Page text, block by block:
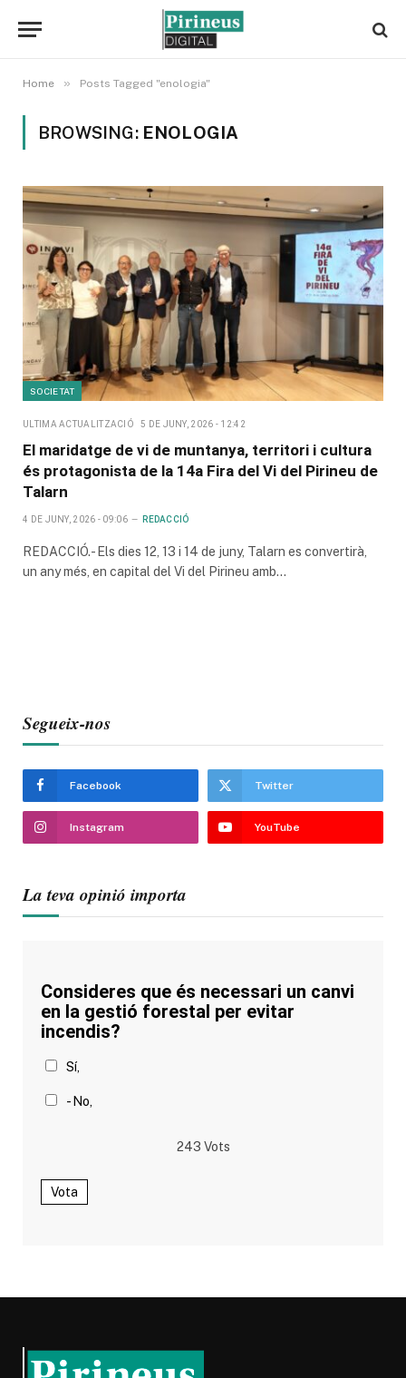
Home » Posts Tagged "enologia"
BROWSING: ENOLOGIA
SOCIETAT
ULTIMA ACTUALITZACIÓ 5 DE JUNY, 2026 - 12:42
El maridatge de vi de muntanya, territori i cultura
és protagonista de la 14a Fira del Vi del Pirineu de
Talarn
4 DE JUNY, 2026 - 09:06 REDACCIÓ
REDACCIÓ.- Els dies 12, 13 i 14 de juny, Talarn es convertirà,
un any més, en capital del Vi del Pirineu amb…
Segueix-nos
Facebook Twitter
Instagram YouTube
La teva opinió importa
Consideres que és necessari un canvi
en la gestió forestal per evitar
incendis?
Sí,
- No,
243 Vots
Vota